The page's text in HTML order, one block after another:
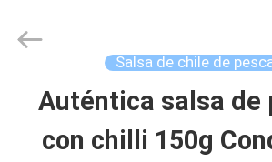
CASA
Food
Salsa de chile de
Auténtica salsa de
con chilli 150g